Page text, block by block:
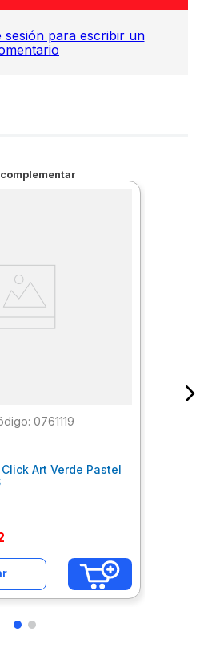
sesión para escribir un
: 0761119
Art Verde Pastel